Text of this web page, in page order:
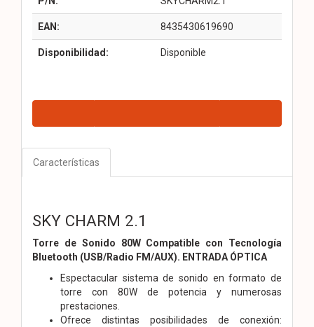
EAN: 8435430619690
Disponibilidad: Disponible
Características
SKY CHARM 2.1
Torre de Sonido 80W Compatible con Tecnología
Bluetooth (USB/Radio FM/AUX). ENTRADA ÓPTICA
Espectacular sistema de sonido en formato de
torre con 80W de potencia y numerosas
prestaciones.
Ofrece distintas posibilidades de conexión: